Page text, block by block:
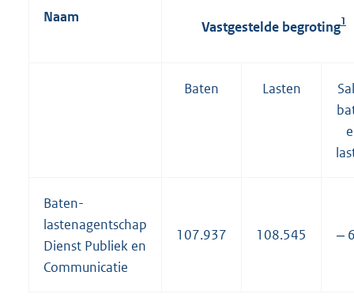
Naam
Vastgestelde begroting1
Baten Lasten
Baten-
lastenagentschap
Dienst Publiek en
Communicatie
107.937 108.545 ‒